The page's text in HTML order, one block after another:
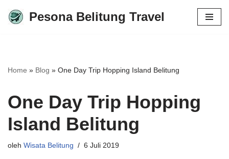
Lompat
Pesona Belitung Travel
Home » Blog » One Day Trip Hopping Island Belitung
One Day Trip Hopping
Island Belitung
oleh Wisata Belitung 6 Juli 2019